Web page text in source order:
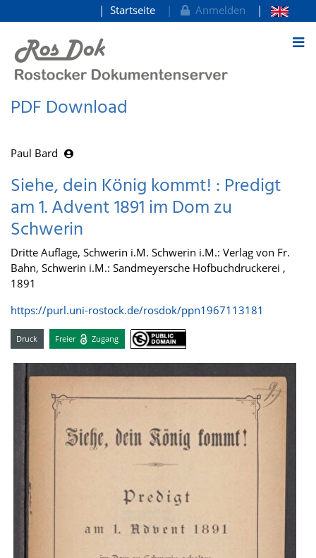
zum Inhalt
Startseite Anmelden
PDF Download
Paul Bard
Siehe, dein König kommt! : Predigt
am 1. Advent 1891 im Dom zu
Schwerin
Dritte Auflage, Schwerin i.M. Schwerin i.M.: Verlag von Fr.
Bahn, Schwerin i.M.: Sandmeyersche Hofbuchdruckerei ,
1891
https://purl.uni-rostock.de/rosdok/ppn1967113181
Druck Freier Zugang